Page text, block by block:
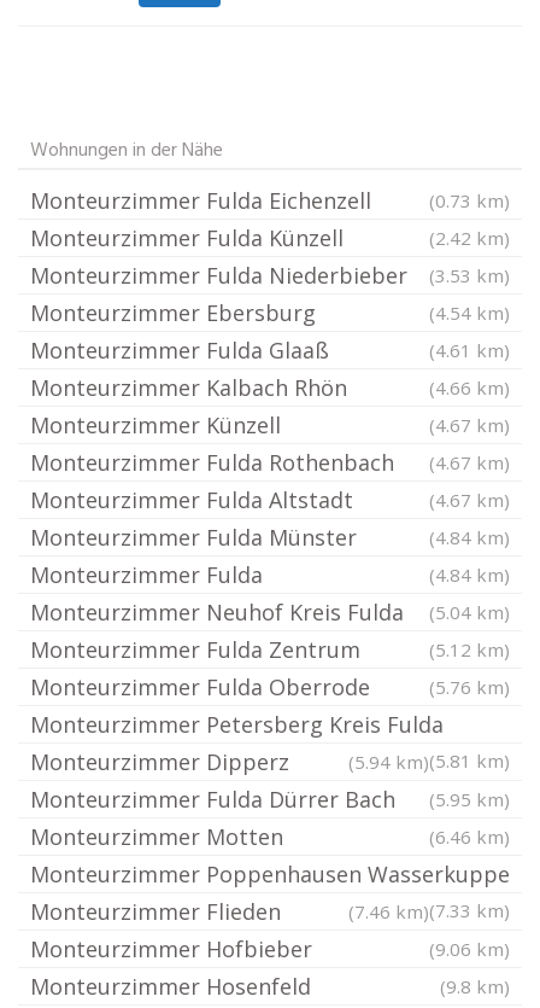
Wohnungen in der Nähe
Monteurzimmer Fulda Eichenzell (0.73 km)
Monteurzimmer Fulda Künzell (2.42 km)
Monteurzimmer Fulda Niederbieber (3.53 km)
Monteurzimmer Ebersburg (4.54 km)
Monteurzimmer Fulda Glaaß (4.61 km)
Monteurzimmer Kalbach Rhön (4.66 km)
Monteurzimmer Künzell (4.67 km)
Monteurzimmer Fulda Rothenbach (4.67 km)
Monteurzimmer Fulda Altstadt (4.67 km)
Monteurzimmer Fulda Münster (4.84 km)
Monteurzimmer Fulda (4.84 km)
Monteurzimmer Neuhof Kreis Fulda (5.04 km)
Monteurzimmer Fulda Zentrum (5.12 km)
Monteurzimmer Fulda Oberrode (5.76 km)
Monteurzimmer Petersberg Kreis Fulda
(5.81 km)
Monteurzimmer Dipperz (5.94 km)
Monteurzimmer Fulda Dürrer Bach (5.95 km)
Monteurzimmer Motten (6.46 km)
Monteurzimmer Poppenhausen Wasserkuppe
(7.33 km)
Monteurzimmer Flieden (7.46 km)
Monteurzimmer Hofbieber (9.06 km)
Monteurzimmer Hosenfeld (9.8 km)